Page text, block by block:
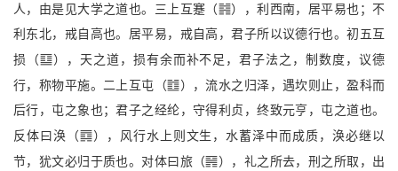
人，由是见大学之道也。三上互蹇（{），利西南，居平易也；不
利东北，戒自高也。居平易，戒自高，君子所以议德行也。初五互
损（A），天之道，损有余而补不足，君子法之，制数度，议德
行，称物平施。二上互屯（e），流水之归泽，遇坎则止，盈科而
后行，屯之象也；君子之经纶，守得利贞，终致元亨，屯之道也。
反体曰涣（B），风行水上则文生，水蓄泽中而成质，涣必继以
节，犹文必归于质也。对体曰旅（X），礼之所去，刑之所取，出